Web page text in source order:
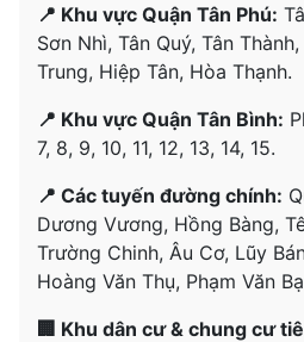
📍 Khu vực Quận Tân Phú:
Sơn Nhì, Tân Quý, Tân
Trung, Hiệp Tân, Hòa Thạnh.
📍 Khu vực Quận Tân Bình:
7, 8, 9, 10, 11, 12, 13, 14, 15.
📍 Các tuyến đường chính:
Dương Vương, Hồng Bàng,
Trường Chinh, Âu Cơ, Lũy
Hoàng Văn Thụ, Phạm Văn
🏢 Khu dân cư & chung cư